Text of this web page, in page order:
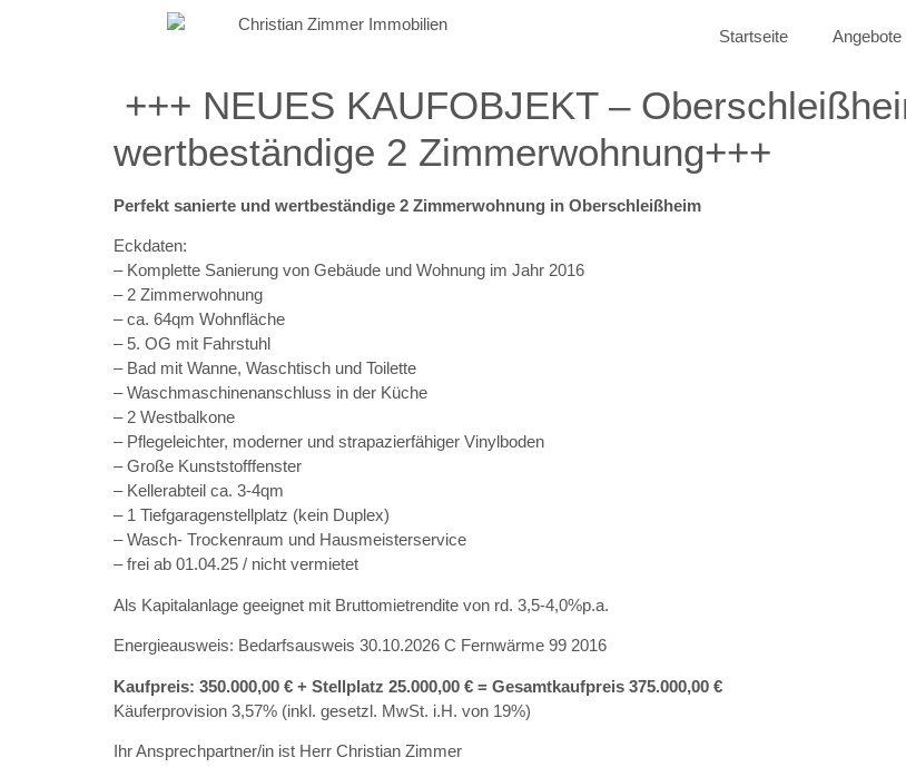
Startseite Angebote
+++ NEUES KAUFOBJEKT –
wertbeständige 2 Zimmerwohnung+++
Perfekt sanierte und wertbeständige 2 Zimmerwohnung in Oberschleißheim
Eckdaten:
– Komplette Sanierung von Gebäude und Wohnung im Jahr 2016
– 2 Zimmerwohnung
– ca. 64qm Wohnfläche
– 5. OG mit Fahrstuhl
– Bad mit Wanne, Waschtisch und Toilette
– Waschmaschinenanschluss in der Küche
– 2 Westbalkone
– Pflegeleichter, moderner und strapazierfähiger Vinylboden
– Große Kunststofffenster
– Kellerabteil ca. 3-4qm
– 1 Tiefgaragenstellplatz (kein Duplex)
– Wasch- Trockenraum und Hausmeisterservice
– frei ab 01.04.25 / nicht vermietet
Als Kapitalanlage geeignet mit Bruttomietrendite von rd. 3,5-4,0%p.a.
Energieausweis: Bedarfsausweis 30.10.2026 C Fernwärme 99 2016
Kaufpreis: 350.000,00 € + Stellplatz 25.000,00 € = Gesamtkaufpreis 375.000,00 €
Käuferprovision 3,57% (inkl. gesetzl. MwSt. i.H. von 19%)
Ihr Ansprechpartner/in ist Herr Christian Zimmer